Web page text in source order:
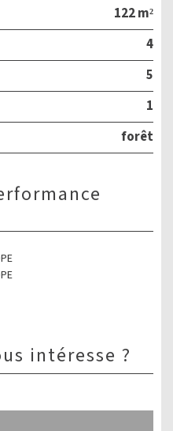
122 m²
4
5
1
forêt
intéresse ?